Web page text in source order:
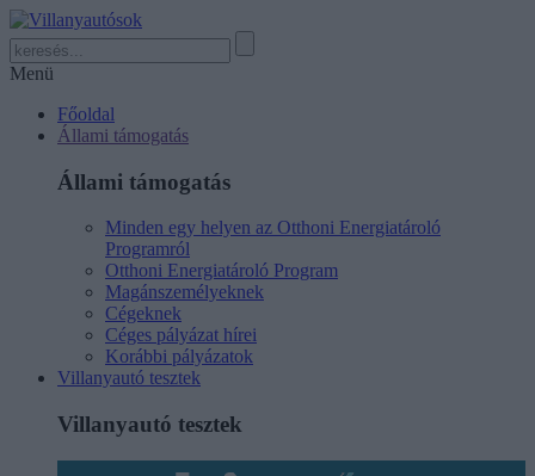
Menü
Főoldal
Állami támogatás
Állami támogatás
Minden egy helyen az Otthoni Energiatároló
Programról
Otthoni Energiatároló Program
Magánszemélyeknek
Cégeknek
Céges pályázat hírei
Korábbi pályázatok
Villanyautó tesztek
Villanyautó tesztek